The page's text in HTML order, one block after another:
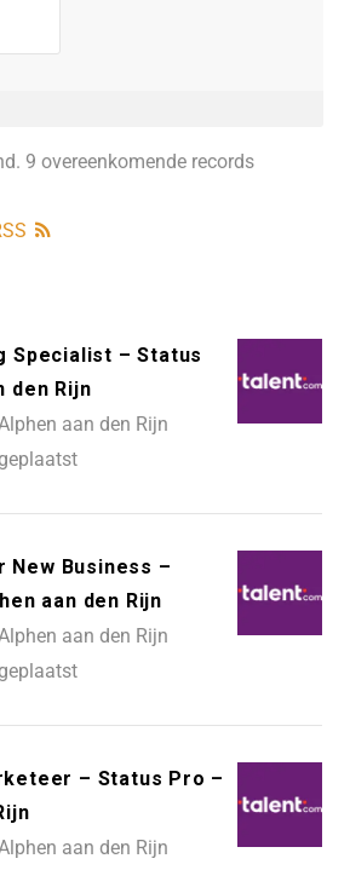
9 overeenkomende records
Specialist – Status
den Rijn
aan den Rijn
New Business –
aan den Rijn
aan den Rijn
– Status Pro –
aan den Rijn